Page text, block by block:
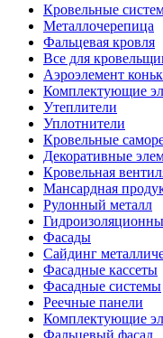
Кровельные
Металлочерепица
Фальцевая кровля
Все для
Аэроэлемент
Комплектующие
Утеплители
Уплотнители
Кровельные
Декоративные
Кровельная
Мансардная
Рулонный металл
Фасады
Сайдинг
Фасадные кассеты
Фасадные системы
Реечные панели
Комплектующие
Фальцевый фасад